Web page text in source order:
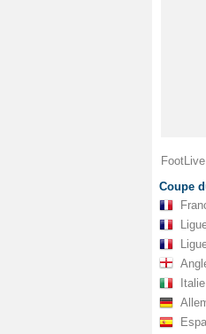
FootLive
Coupe
Italie